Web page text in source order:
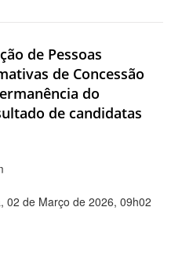
de Pessoas
de Concessão
do
de candidatas
02 de Março de 2026, 09h02